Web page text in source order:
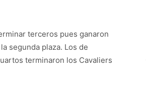
terceros pues ganaron
segunda plaza. Los de
terminaron los Cavaliers